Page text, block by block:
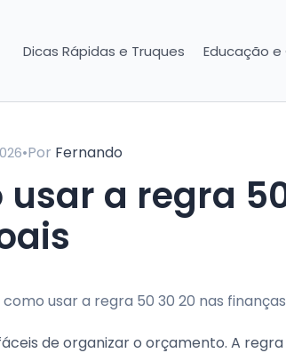
Dicas Rápidas e Truques Educação e
•Por Fernando
de organizar o orçamento. A